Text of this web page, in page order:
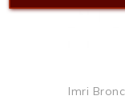
Imri